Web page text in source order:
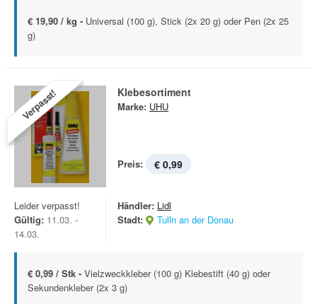
€ 19,90 / kg - Universal (100 g), Stick (2x 20 g) oder Pen (2x 25
g)
Verpasst! Klebesortiment
Marke: UHU
Preis: € 0,99
Leider verpasst!
Gültig: 11.03. -
14.03.
Händler: Lidl
Stadt:
Tulln an der Donau
€ 0,99 / Stk - Vielzweckkleber (100 g) Klebestift (40 g) oder
Sekundenkleber (2x 3 g)